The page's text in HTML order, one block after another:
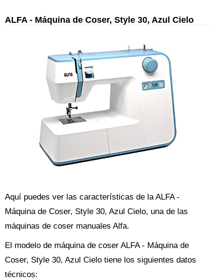
ALFA - Máquina de Coser, Style 30, Azul Cielo
Aquí puedes ver las características de la ALFA -
Máquina de Coser, Style 30, Azul Cielo, una de las
máquinas de coser manuales Alfa.
El modelo de máquina de coser ALFA - Máquina de
Coser, Style 30, Azul Cielo tiene los siguientes datos
técnicos: